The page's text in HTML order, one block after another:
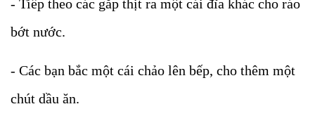
- Tiếp theo các gắp thịt ra một cái đĩa khác cho ráo
bớt nước.
- Các bạn bắc một cái chảo lên bếp, cho thêm một
chút dầu ăn.